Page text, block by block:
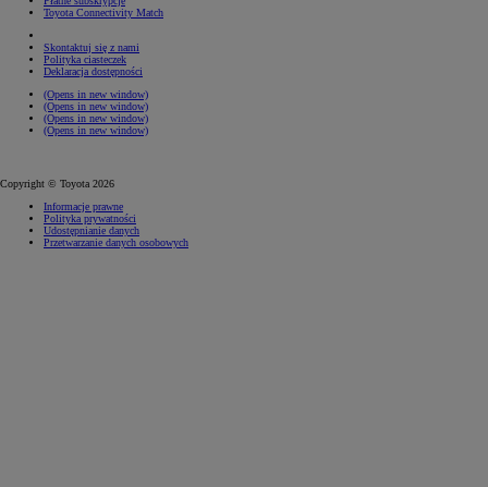
Toyota Connectivity Match
Skontaktuj się z nami
Polityka ciasteczek
Deklaracja dostępności
(Opens in new window)
(Opens in new window)
(Opens in new window)
(Opens in new window)
Copyright © Toyota 2026
Informacje prawne
Polityka prywatności
Udostępnianie danych
Przetwarzanie danych osobowych